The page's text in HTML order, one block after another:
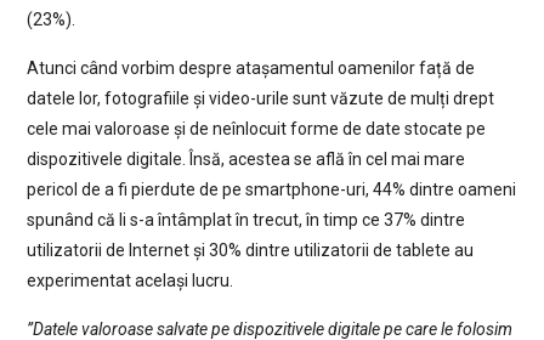
(23%).
Atunci când vorbim despre atașamentul oamenilor față de
datele lor, fotografiile și video-urile sunt văzute de mulți drept
cele mai valoroase și de neînlocuit forme de date stocate pe
dispozitivele digitale. Însă, acestea se află în cel mai mare
pericol de a fi pierdute de pe smartphone-uri, 44% dintre oameni
spunând că li s-a întâmplat în trecut, în timp ce 37% dintre
utilizatorii de Internet și 30% dintre utilizatorii de tablete au
experimentat același lucru.
”Datele valoroase salvate pe dispozitivele digitale pe care le folosim